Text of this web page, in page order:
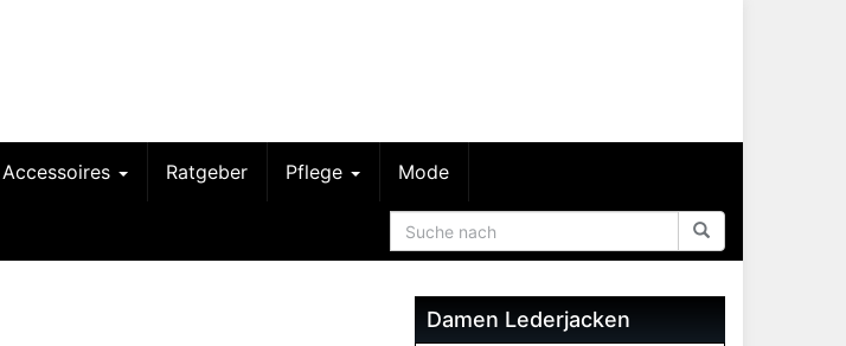
Accessoires Ratgeber Pflege Mode
Damen Lederjacken